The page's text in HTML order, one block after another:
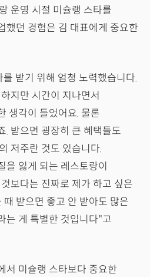
운영 시절 미슐랭 스타를
했던 경험은 김 대표에게 중요한
받기 위해 엄청 노력했습니다.
지만 시간이 지나면서
생각이 들었어요. 물론
. 받으면 굉장히 큰 혜택들도
저주란 것도 있습니다.
을 잃게 되는 레스토랑이
보다는 진짜로 제가 하고 싶은
받으면 좋고 안 받아도 많은
는 게 특별한 것입니다"고
서 미슐랭 스타보다 중요한